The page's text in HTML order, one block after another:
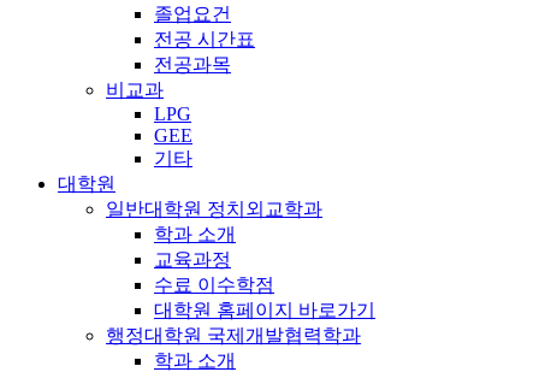
졸업요건
전공 시간표
전공과목
비교과
LPG
GEE
기타
대학원
일반대학원 정치외교학과
학과 소개
교육과정
수료 이수학점
대학원 홈페이지 바로가기
행정대학원 국제개발협력학과
학과 소개